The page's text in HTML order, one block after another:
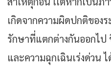
เกิดจากความผิดปกติของ
รักษาที่แตกต่างกันออกไ
และความฉุกเฉินเร่งด่วน